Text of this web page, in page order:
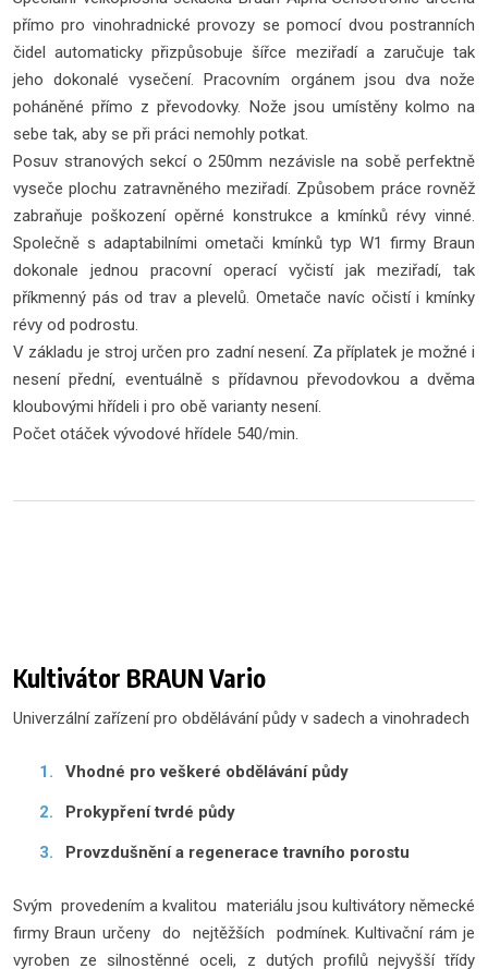
přímo pro vinohradnické provozy se pomocí dvou postranních
čidel automaticky přizpůsobuje šířce meziřadí a zaručuje tak
jeho dokonalé vysečení. Pracovním orgánem jsou dva nože
poháněné přímo z převodovky. Nože jsou umístěny kolmo na
sebe tak, aby se při práci nemohly potkat.
Posuv stranových sekcí o 250mm nezávisle na sobě perfektně
vyseče plochu zatravněného meziřadí. Způsobem práce rovněž
zabraňuje poškození opěrné konstrukce a kmínků révy vinné.
Společně s adaptabilními ometači kmínků typ W1 firmy Braun
dokonale jednou pracovní operací vyčistí jak meziřadí, tak
příkmenný pás od trav a plevelů. Ometače navíc očistí i kmínky
révy od podrostu.
V základu je stroj určen pro zadní nesení. Za příplatek je možné i
nesení přední, eventuálně s přídavnou převodovkou a dvěma
kloubovými hřídeli i pro obě varianty nesení.
Počet otáček vývodové hřídele 540/min.
Kultivátor BRAUN Vario
Univerzální zařízení pro obdělávání půdy v sadech a vinohradech
Vhodné pro veškeré obdělávání půdy
Prokypření tvrdé půdy
Provzdušnění a regenerace travního porostu
Svým provedením a kvalitou materiálu jsou kultivátory německé
firmy Braun určeny do nejtěžších podmínek. Kultivační rám je
vyroben ze silnostěnné oceli, z dutých profilů nejvyšší třídy